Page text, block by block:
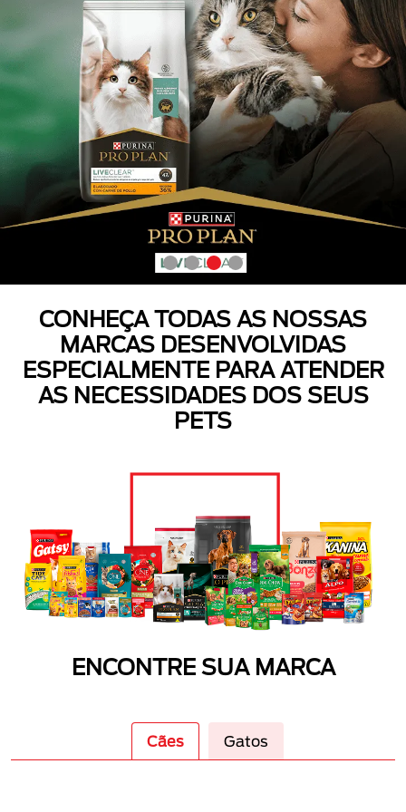
CONHEÇA TODAS AS NOSSAS
MARCAS DESENVOLVIDAS
ESPECIALMENTE PARA ATENDER
AS NECESSIDADES DOS SEUS
PETS
ENCONTRE SUA MARCA
Cães Gatos